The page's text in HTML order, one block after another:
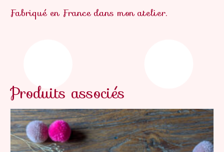
Fabriqué en France dans mon atelier.
Produits associés